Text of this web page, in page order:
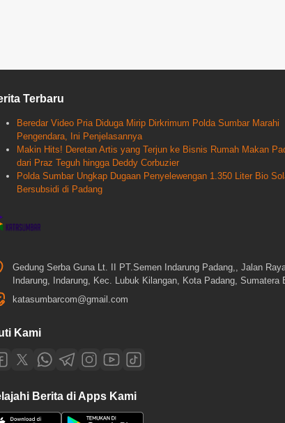
Terbaru
Beredar Video Pria Diduga Mirip Dirkrimum Polda Sumbar Marahi
Pengendara, Ini Penjelasannya
Makin Hits! Deretan Artis yang Terjun ke Bisnis Rumah Makan
dari Praz Teguh hingga Deddy Corbuzier
Polda Sumbar Ungkap Dugaan Penyelewengan 1.350 Liter Bio
Bersubsidi di Padang
Gedung Serba Guna Lt. II PT.Semen Indarung Padang,, Jalan
Indarung, Indarung, Kec. Lubuk Kilangan, Kota Padang, Sumatera
katasumbarcom@gmail.com
Kami
Berita di Apps Kami